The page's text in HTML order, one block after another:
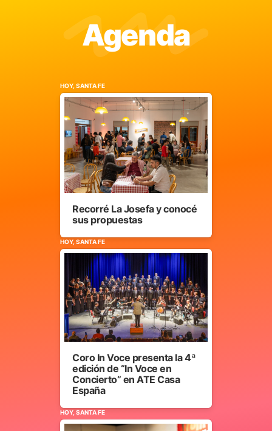
Agenda
HOY, SANTA FE
Recorré La Josefa y conocé
sus propuestas
HOY, SANTA FE
Coro In Voce presenta la 4ª
edición de “In Voce en
Concierto” en ATE Casa
España
HOY, SANTA FE